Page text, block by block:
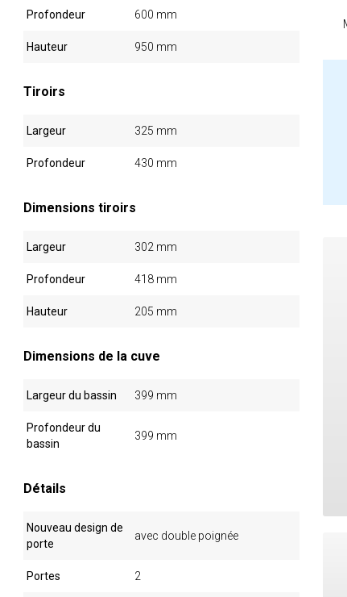
Profondeur 600 mm
Hauteur 950 mm
Tiroirs
Largeur 325 mm
Profondeur 430 mm
Dimensions tiroirs
Largeur 302 mm
Profondeur 418 mm
Hauteur 205 mm
Dimensions de la cuve
Largeur du bassin 399 mm
Profondeur du
bassin
399 mm
Détails
Nouveau design de
porte
avec double poignée
Portes 2